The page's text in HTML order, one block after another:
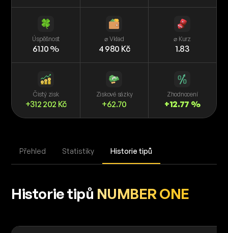
Úspěšnost
61.10 %
⌀ Vklad
4 980 Kč
⌀ Kurz
1.83
Čistý zisk
+312 202 Kč
Ziskové sázky
+62.70
Zhodnocení
+12.77 %
Přehled Statistiky Historie tipů
Historie tipů NUMBER ONE